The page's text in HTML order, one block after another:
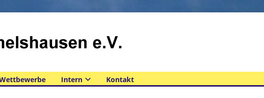
Intern Kontakt